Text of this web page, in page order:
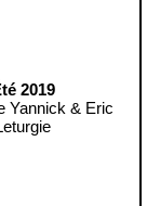
2019